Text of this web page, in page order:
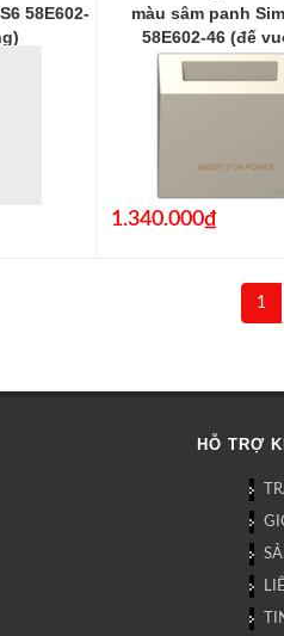
58E602-
màu sâm panh
58E602-46 (đế
58E602-46
1.340.000₫
1
HỖ TRỢ